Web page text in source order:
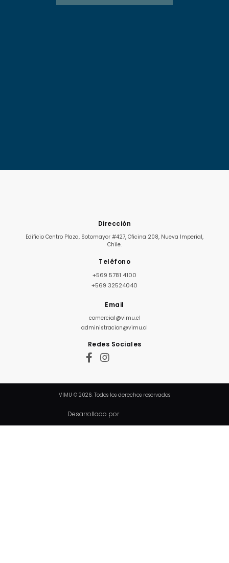
Dirección
Edificio Centro Plaza, Sotomayor #427, Oficina 208, Nueva Imperial,
Chile.
Teléfono
+569 5781 4100
+569 32524040
Email
comercial@vimu.cl
administracion@vimu.cl
Redes Sociales
VIMU © 2026. Todos los derechos reservados
Desarrollado por